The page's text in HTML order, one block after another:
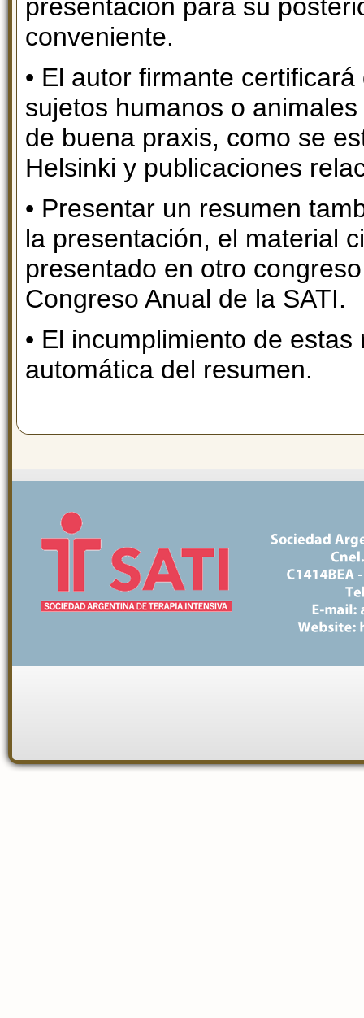
presentación para su
conveniente.
• El autor firmante
sujetos humanos o
de buena praxis, como se
Helsinki y publicaciones
• Presentar un resumen
la presentación, el material
presentado en otro
Congreso Anual de la SATI.
• El incumplimiento de
automática del resumen.